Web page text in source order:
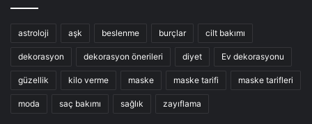
astroloji aşk beslenme burçlar cilt bakımı
dekorasyon dekorasyon önerileri diyet Ev dekorasyonu
güzellik kilo verme maske maske tarifi maske tarifleri
moda saç bakımı sağlık zayıflama